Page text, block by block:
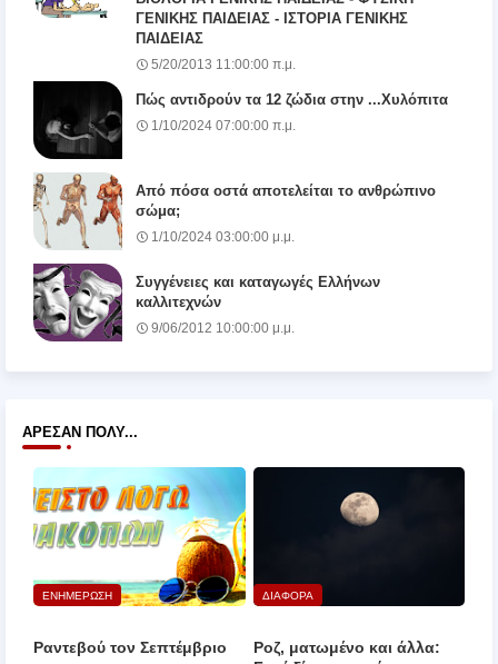
ΓΕΝΙΚΗΣ ΠΑΙΔΕΙΑΣ - ΙΣΤΟΡΙΑ ΓΕΝΙΚΗΣ
ΠΑΙΔΕΙΑΣ
5/20/2013 11:00:00 π.μ.
Πώς αντιδρούν τα 12 ζώδια στην ...Χυλόπιτα
1/10/2024 07:00:00 π.μ.
Από πόσα οστά αποτελείται το ανθρώπινο
σώμα;
1/10/2024 03:00:00 μ.μ.
Συγγένειες και καταγωγές Ελλήνων
καλλιτεχνών
9/06/2012 10:00:00 μ.μ.
ΆΡΕΣΑΝ ΠΟΛΎ...
ΕΝΗΜΕΡΩΣΗ
Ραντεβού τον Σεπτέμβριο
ΔΙΑΦΟΡΑ
Ροζ, ματωμένο και άλλα: